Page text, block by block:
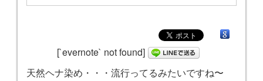
[`evernote` not found]
天然ヘナ染め・・・流行ってるみたいですね〜